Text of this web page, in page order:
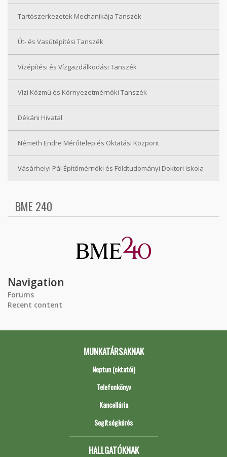
Tartószerkezetek Mechanikája Tanszék
Út- és Vasútépítési Tanszék
Vízépítési és Vízgazdálkodási Tanszék
Vízi Közmű és Környezetmérnöki Tanszék
Dékáni Hivatal
Németh Endre Mérőtelep és Oktatási Központ
Vásárhelyi Pál Építőmérnöki és Földtudományi Doktori iskola
BME 240
Navigation
Forums
Recent content
MUNKATÁRSAKNAK
Neptun (oktatói)
Telefonkönyv
Kancellária
Segítségkérés
HALLGATÓKNAK